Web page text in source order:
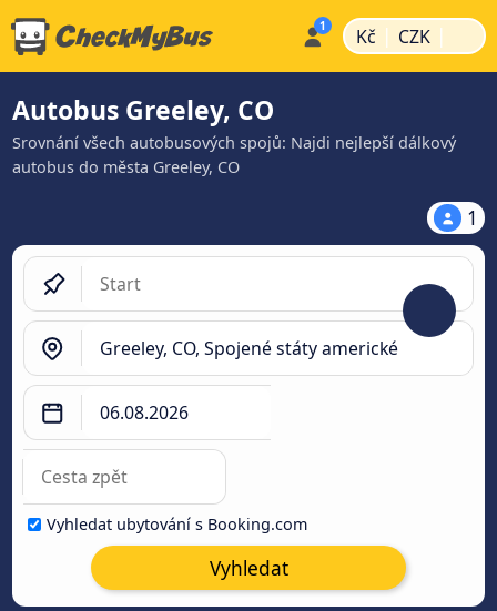
Kč | CZK |
Autobus Greeley, CO
Srovnání všech autobusových spojů: Najdi nejlepší dálkový
autobus do města Greeley, CO
1
Vyhledat ubytování s Booking.com
Vyhledat